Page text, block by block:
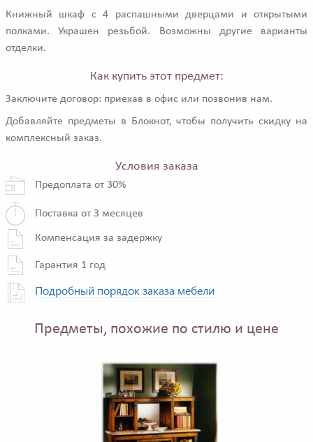
Книжный шкаф с 4 распашными дверцами и открытыми
полками. Украшен резьбой. Возможны другие варианты
отделки.
Как купить этот предмет:
Заключите договор: приехав в офис или позвонив нам.
Добавляйте предметы в Блокнот, чтобы получить скидку на
комплексный заказ.
Условия заказа
Предоплата от 30%
Поставка от 3 месяцев
Компенсация за задержку
Гарантия 1 год
Подробный порядок заказа мебели
Предметы, похожие по стилю и цене